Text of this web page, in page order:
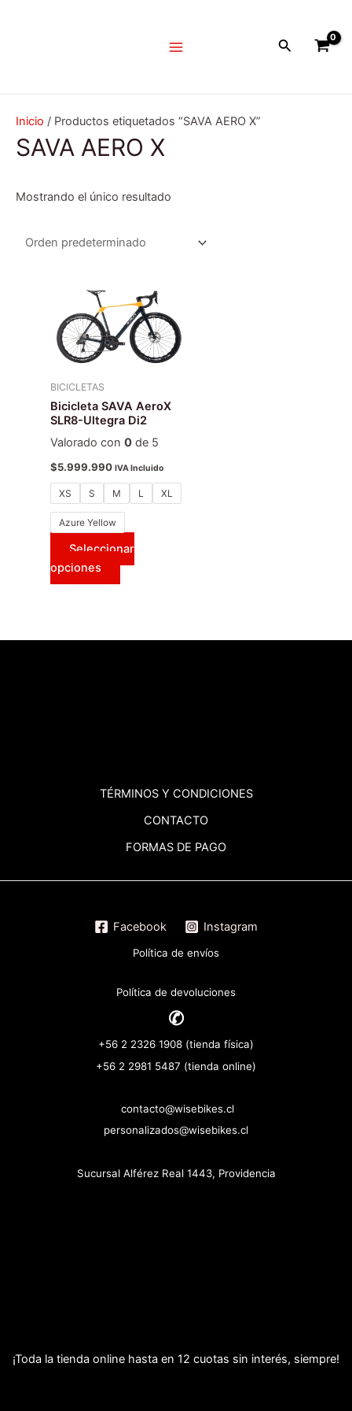
Menu
Buscar
Inicio / Productos etiquetados “SAVA AERO X”
SAVA AERO X
Mostrando el único resultado
BICICLETAS
Bicicleta SAVA AeroX
SLR8-Ultegra Di2
Valorado con 0de 5
$5.999.990 IVA Incluido
XS S M L XL
Azure Yellow
Seleccionar
opciones
producto
tiene
múltiples
variantes.
opciones
se
pueden
en
la
página
de
producto
TÉRMINOS Y CONDICIONES
CONTACTO
FORMAS DE PAGO
Facebook Instagram
Política de envíos
Política de devoluciones
✆
+56 2 2326 1908 (tienda física)
+56 2 2981 5487 (tienda online)
contacto@wisebikes.cl
personalizados@wisebikes.cl
Sucursal Alférez Real 1443, Providencia
¡Toda la tienda online hasta en 12 cuotas sin interés, siempre!